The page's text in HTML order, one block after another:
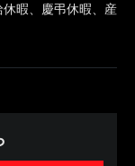
暇、慶弔休暇、産